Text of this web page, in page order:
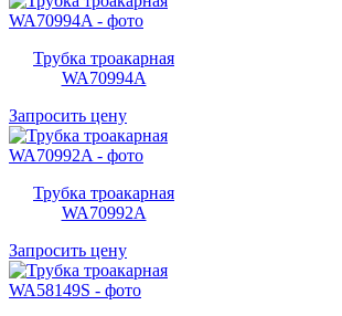
Трубка троакарная
WA70994A
Запросить цену
Трубка троакарная
WA70992A
Запросить цену